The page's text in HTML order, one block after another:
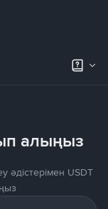
алыңыз
әдістерімен USDT